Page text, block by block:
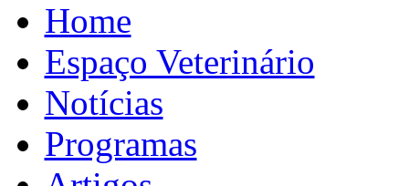
Home
Espaço Veterinário
Notícias
Programas